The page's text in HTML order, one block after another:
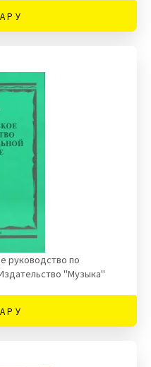
руководство по
"Музыка"